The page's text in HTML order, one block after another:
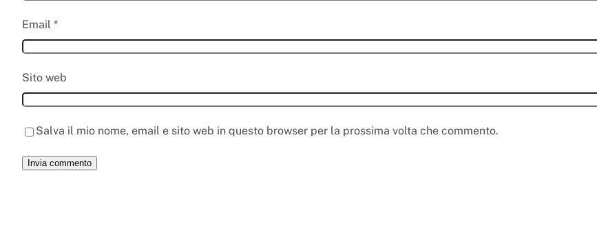
Email *
Sito web
Salva il mio nome, email e sito web in questo browser per la prossima volta che commento.